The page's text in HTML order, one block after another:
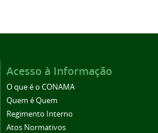
Acesso à Informação
O que é o CONAMA
Quem é Quem
Regimento Interno
Atos Normativos